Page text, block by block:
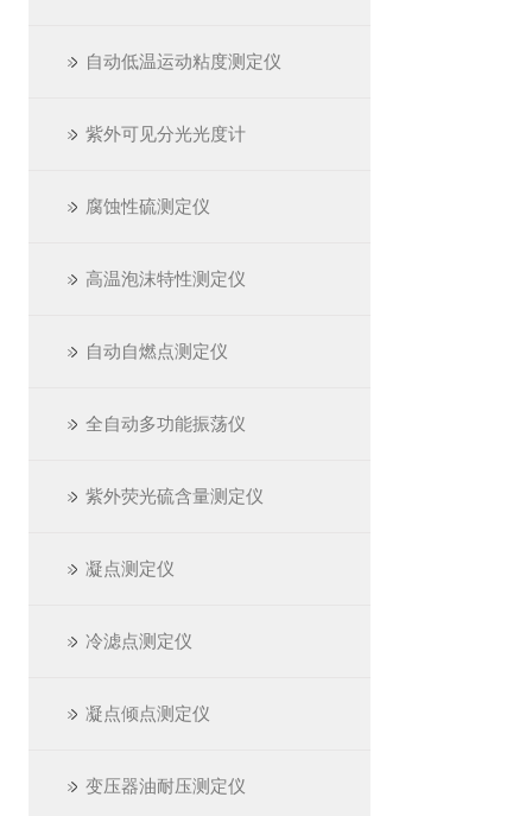
自动低温运动粘度测定仪
紫外可见分光光度计
腐蚀性硫测定仪
高温泡沫特性测定仪
自动自燃点测定仪
全自动多功能振荡仪
紫外荧光硫含量测定仪
凝点测定仪
冷滤点测定仪
凝点倾点测定仪
变压器油耐压测定仪